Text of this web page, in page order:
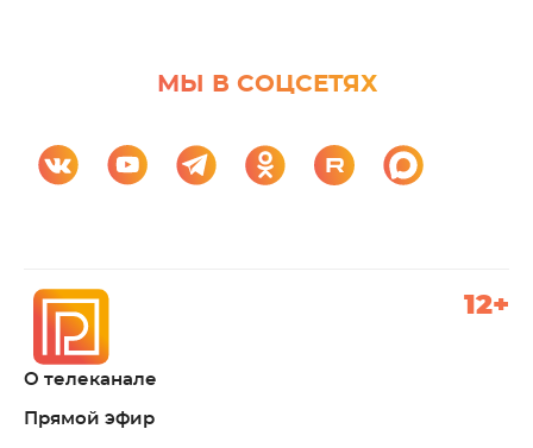
МЫ В СОЦСЕТЯХ
О телеканале
Прямой эфир
12+